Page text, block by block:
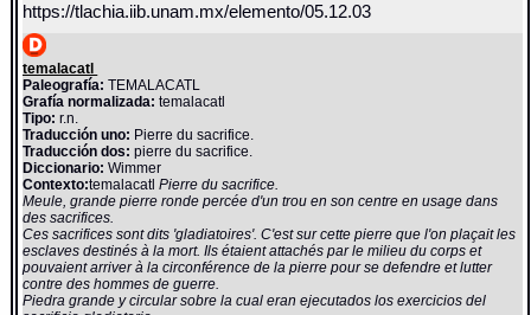
https://tlachia.iib.unam.mx/elemento/05.12.03
temalacatl
Paleografía: TEMALACATL
Grafía normalizada: temalacatl
Tipo: r.n.
Traducción uno: Pierre du sacrifice.
Traducción dos: pierre du sacrifice.
Diccionario:Wimmer
Contexto:temalacatlPierre du sacrifice.
Meule, grande pierre ronde percée d'un trou en son centre en usage dans
des sacrifices.
Ces sacrifices sont dits 'gladiatoires'. C'est sur cette pierre que l'on plaçait les
esclaves destinés à la mort. Ils étaient attachés par le milieu du corps et
pouvaient arriver à la circonférence de la pierre pour se defendre et lutter
contre des hommes de guerre.
Piedra grande y circular sobre la cual eran ejecutados los exercicios del